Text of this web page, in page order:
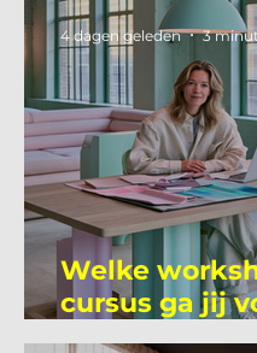
Welke
cursus ga jij
je vakantie?
4 dagen geleden